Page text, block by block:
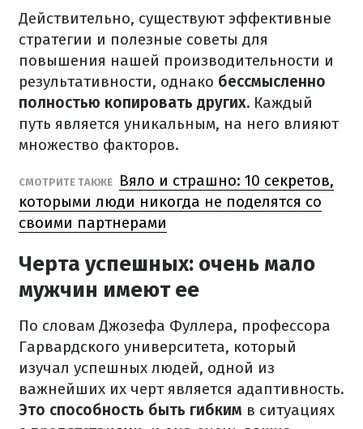
Действительно, существуют эффективные
стратегии и полезные советы для
повышения нашей производительности и
результативности, однако бессмысленно
полностью копировать других. Каждый
путь является уникальным, на него влияют
множество факторов.
СМОТРИТЕ ТАКЖЕ
Вяло и страшно: 10 секретов,
которыми люди никогда не поделятся со
своими партнерами
Черта успешных: очень мало
мужчин имеют ее
По словам Джозефа Фуллера, профессора
Гарвардского университета, который
изучал успешных людей, одной из
важнейших их черт является адаптивность.
Это способность быть гибким в ситуациях